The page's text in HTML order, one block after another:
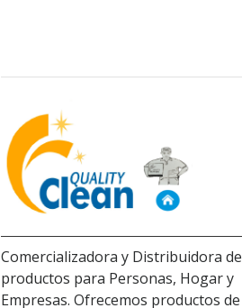
Comercializadora y Distribuidora de
productos para Personas, Hogar y
Empresas. Ofrecemos productos de